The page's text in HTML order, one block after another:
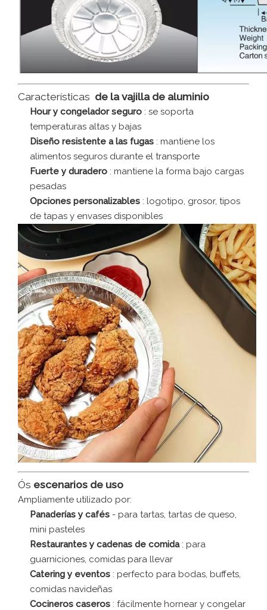
Características de la vajilla de aluminio
Hour y congelador seguro : se soporta
temperaturas altas y bajas
Diseño resistente a las fugas : mantiene los
alimentos seguros durante el transporte
Fuerte y duradero : mantiene la forma bajo cargas
pesadas
Opciones personalizables : logotipo, grosor, tipos
de tapas y envases disponibles
Ós escenarios de uso
Ampliamente utilizado por:
Panaderías y cafés - para tartas, tartas de queso,
mini pasteles
Restaurantes y cadenas de comida : para
guarniciones, comidas para llevar
Catering y eventos : perfecto para bodas, buffets,
comidas navideñas
Cocineros caseros : fácilmente hornear y congelar